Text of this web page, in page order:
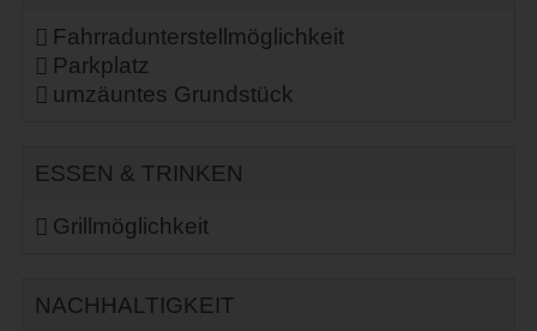
Fahrradunterstellmöglichkeit
Parkplatz
umzäuntes Grundstück
ESSEN & TRINKEN
Grillmöglichkeit
NACHHALTIGKEIT